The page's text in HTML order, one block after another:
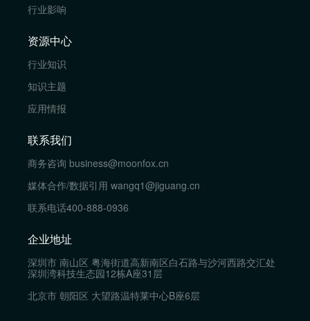
行业影响
资源中心
行业知识
知识主题
应用情报
联系我们
商务咨询 business@moonfox.cn
媒体合作/数据引用 wangq1@jiguang.cn
联系电话400-888-0936
企业地址
深圳市 南山区 粤海街道高新南区白石路与沙河西路交汇处
深圳湾科技生态园12栋A座31层
北京市 朝阳区 大望路温特莱中心B座6层